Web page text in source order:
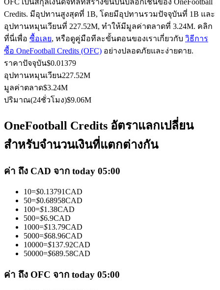
คัดลอกการซื้อขาย
เข้าร่วมกับเทรดเดอร์ชั้นนำ
เป็นเทรดเดอร์คัดลอก
เพลิดเพลินกับการแบ่งปันผลกำไรและค่าคอมมิชชั่นการคัด
ลอกการซื้อขาย
OFC เป็นสกุลเงินดิจิทัลที่สร้างขึ้นบนบล็อกเชนของ OneFootball
Credits. มีอุปทานสูงสุดที่ 1B, โดยมีอุปทานรวมปัจจุบันที่ 1B และ
อุปทานหมุนเวียนที่ 227.52M, ทำให้มีมูลค่าตลาดที่ 3.24M. คลิก
ที่นี่เพื่อ ซื้อเลย, หรือดูคู่มือทีละขั้นตอนของเราเกี่ยวกับ วิธีการ
ซื้อ OneFootball Credits (OFC) อย่างปลอดภัยและง่ายดาย.
ราคาปัจจุบัน$0.01379
อุปทานหมุนเวียน227.52M
มูลค่าตลาด$3.24M
ปริมาณ(24ชั่วโมง)$9.06M
OneFootball Credits อัตราแลกเปลี่ยน
สำหรับจำนวนเงินที่แตกต่างกัน
ค่า ถึง CAD จาก today 05:00
10=$0.13791CAD
50=$0.68958CAD
100=$1.38CAD
500=$6.9CAD
1000=$13.79CAD
5000=$68.96CAD
10000=$137.92CAD
50000=$689.58CAD
ค่า ถึง OFC จาก today 05:00